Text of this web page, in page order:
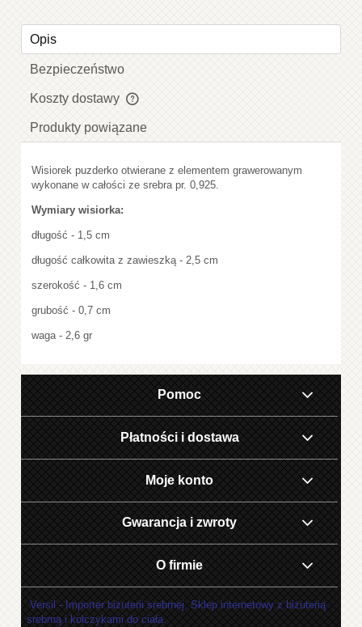
Opis
Bezpieczeństwo
Koszty dostawy
Cena nie zawiera ewentualnych kosztów płatności
Produkty powiązane
Wisiorek puzderko otwierane z elementem grawerowanym
wykonane w całości ze srebra pr. 0,925.
Wymiary wisiorka:
długość - 1,5 cm
długość całkowita z zawieszką - 2,5 cm
szerokość - 1,6 cm
grubość - 0,7 cm
waga - 2,6 gr
Pomoc
Płatności i dostawa
Moje konto
Gwarancja i zwroty
O firmie
Versil - Importer biżuterii srebrnej. Sklep internetowy z biżuterią
srebrną i kolczykami do ciała.